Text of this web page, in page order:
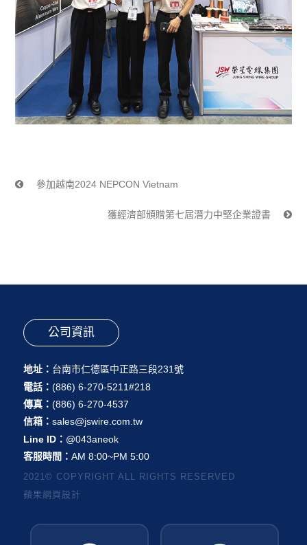
參加越南2024 NEPCON Vietnam
獲經濟部頒贈第七屆潛力中堅企業證書
公司資訊
地址： 台南市仁德區中正路三段231號
電話： (886) 6-270-5211#218
傳真： (886) 6-270-4537
信箱： sales@jswire.com.tw
Line ID： @043aneok
客服時間： AM 8:00~PM 5:00
2021© COPYRIGHT ALL RIGHTS RESERVED
蘋果網頁設計